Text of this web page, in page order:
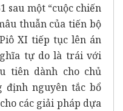
sau một “cuộc chiến
thuẫn của tiến bộ
XI tiếp tục lên án
tự do là trái với
tiên dành cho chủ
định nguyên tắc bổ
các giải pháp dựa